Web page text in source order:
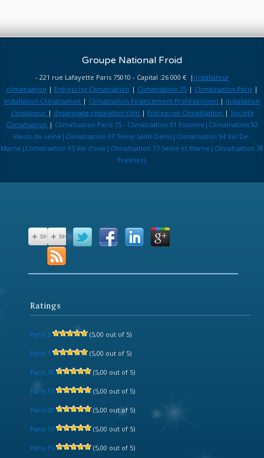
Groupe National Froid
- 221 rue Lafayette Paris 75010 - Capital :26 000 € | installateur
climatisation | Entreprise Climatisation | Climatisation 75| Climatisation Paris|
installation Climatisation | Climatisation Financement Professionnel | installation
climatiseur | depannage réparation clim | Entreprise Climatisation | Société
Climatisation | Climatisation Paris 75 - Climatisation 91 Essonne|Climatisation 92
Hauts-de-seine|Climatisation 93 Seine-Saint-Denis|Climatisation 94 Val-De-
Marne|Climatisation 95 Val d'oise|Climatisation 77 Seine et Marne|Climatisation 78
Yvelines|
Ratings
Paris 3 (5,00 out of 5)
Paris 1 (5,00 out of 5)
Paris 18 (5,00 out of 5)
Paris 11 (5,00 out of 5)
Paris 20 (5,00 out of 5)
Paris 13 (5,00 out of 5)
Paris 15 (5,00 out of 5)